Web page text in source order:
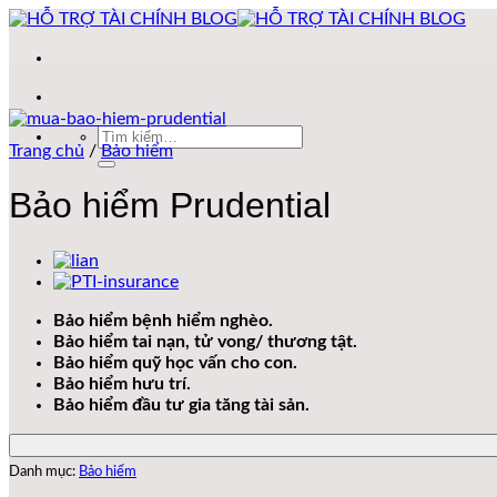
Bỏ
Tìm
kiếm:
Trang chủ / Bảo hiểm
Bảo hiểm Prudential
Bảo hiểm bệnh hiểm nghèo.
Bảo hiểm tai nạn, tử vong/ thương tật.
Bảo hiểm quỹ học vấn cho con.
Bảo hiểm hưu trí.
Bảo hiểm đầu tư gia tăng tài sản.
Danh mục: Bảo hiểm